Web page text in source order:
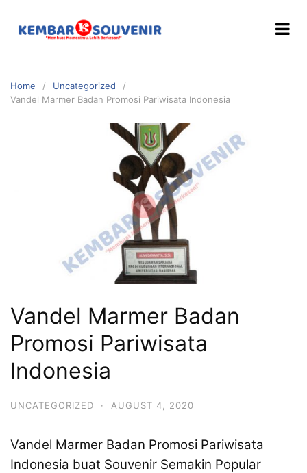
Home
Uncategorized
Vandel Marmer Badan Promosi Pariwisata Indonesia
Vandel Marmer Badan
Promosi Pariwisata
Indonesia
UNCATEGORIZED · AUGUST 4, 2020
Vandel Marmer Badan Promosi Pariwisata
Indonesia buat Souvenir Semakin Popular